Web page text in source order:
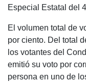
Especial Estatal del
El volumen total de
por ciento. Del total
los votantes del
emitió su voto por
persona en uno de